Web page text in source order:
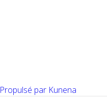
Propulsé par Kunena